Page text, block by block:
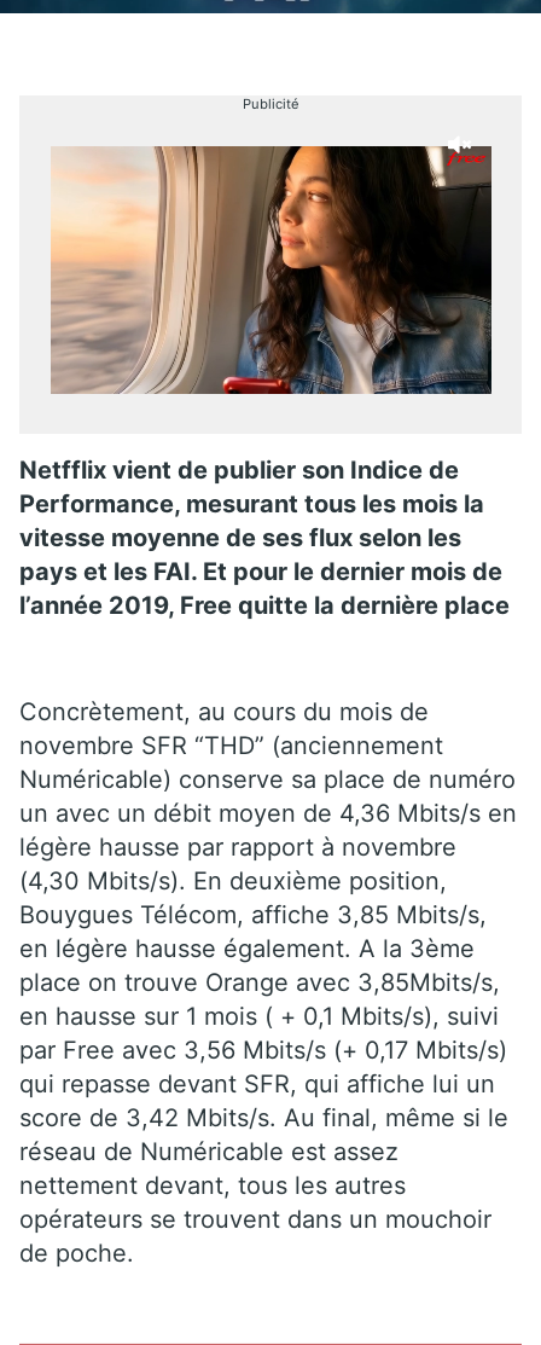
Publicité
Netfflix vient de publier son Indice de
Performance, mesurant tous les mois la
vitesse moyenne de ses flux selon les
pays et les FAI. Et pour le dernier mois de
l’année 2019, Free quitte la dernière place
Concrètement, au cours du mois de
novembre SFR “THD” (anciennement
Numéricable) conserve sa place de numéro
un avec un débit moyen de 4,36 Mbits/s en
légère hausse par rapport à novembre
(4,30 Mbits/s). En deuxième position,
Bouygues Télécom, affiche 3,85 Mbits/s,
en légère hausse également. A la 3ème
place on trouve Orange avec 3,85Mbits/s,
en hausse sur 1 mois ( + 0,1 Mbits/s), suivi
par Free avec 3,56 Mbits/s (+ 0,17 Mbits/s)
qui repasse devant SFR, qui affiche lui un
score de 3,42 Mbits/s. Au final, même si le
réseau de Numéricable est assez
nettement devant, tous les autres
opérateurs se trouvent dans un mouchoir
de poche.